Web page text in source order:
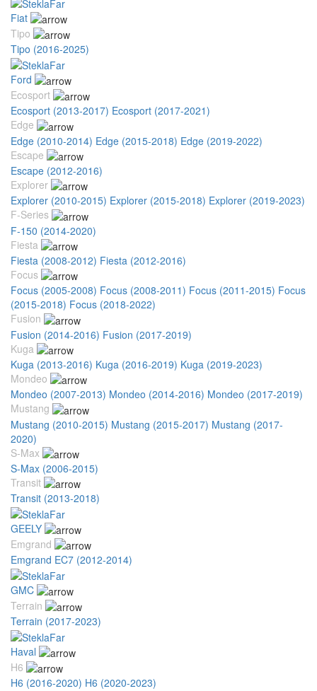
Fiat
Tipo
Tipo (2016-2025)
Ford
Ecosport
Ecosport (2013-2017) Ecosport (2017-2021)
Edge
Edge (2010-2014) Edge (2015-2018) Edge (2019-2022)
Escape
Escape (2012-2016)
Explorer
Explorer (2010-2015) Explorer (2015-2018) Explorer (2019-2023)
F-Series
F-150 (2014-2020)
Fiesta
Fiesta (2008-2012) Fiesta (2012-2016)
Focus
Focus (2005-2008) Focus (2008-2011) Focus (2011-2015) Focus
(2015-2018) Focus (2018-2022)
Fusion
Fusion (2014-2016) Fusion (2017-2019)
Kuga
Kuga (2013-2016) Kuga (2016-2019) Kuga (2019-2023)
Mondeo
Mondeo (2007-2013) Mondeo (2014-2016) Mondeo (2017-2019)
Mustang
Mustang (2010-2015) Mustang (2015-2017) Mustang (2017-
2020)
S-Max
S-Max (2006-2015)
Transit
Transit (2013-2018)
GEELY
Emgrand
Emgrand EC7 (2012-2014)
GMC
Terrain
Terrain (2017-2023)
Haval
H6
H6 (2016-2020) H6 (2020-2023)